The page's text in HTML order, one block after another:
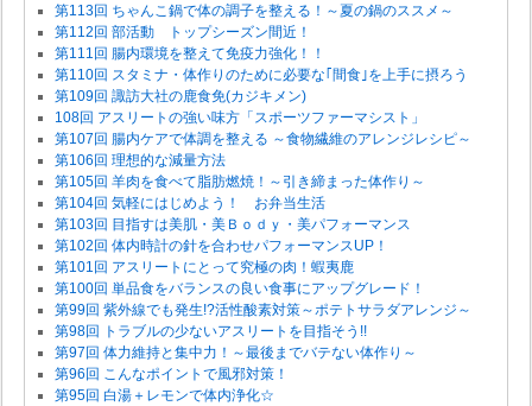
第113回 ちゃんこ鍋で体の調子を整える！～夏の鍋のススメ～
第112回 部活動 トップシーズン間近！
第111回 腸内環境を整えて免疫力強化！！
第110回 スタミナ・体作りのために必要な｢間食｣を上手に摂ろう
第109回 諏訪大社の鹿食免(カジキメン)
108回 アスリートの強い味方「スポーツファーマシスト」
第107回 腸内ケアで体調を整える ～食物繊維のアレンジレシピ～
第106回 理想的な減量方法
第105回 羊肉を食べて脂肪燃焼！～引き締まった体作り～
第104回 気軽にはじめよう！ お弁当生活
第103回 目指すは美肌・美Ｂｏｄｙ・美パフォーマンス
第102回 体内時計の針を合わせパフォーマンスUP！
第101回 アスリートにとって究極の肉！蝦夷鹿
第100回 単品食をバランスの良い食事にアップグレード！
第99回 紫外線でも発生!?活性酸素対策～ポテトサラダアレンジ～
第98回 トラブルの少ないアスリートを目指そう!!
第97回 体力維持と集中力！～最後までバテない体作り～
第96回 こんなポイントで風邪対策！
第95回 白湯＋レモンで体内浄化☆